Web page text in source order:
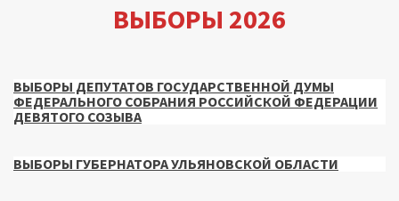
ВЫБОРЫ 2026
ВЫБОРЫ ДЕПУТАТОВ ГОСУДАРСТВЕННОЙ ДУМЫ
ФЕДЕРАЛЬНОГО СОБРАНИЯ РОССИЙСКОЙ ФЕДЕРАЦИИ
ДЕВЯТОГО СОЗЫВА
ВЫБОРЫ ГУБЕРНАТОРА УЛЬЯНОВСКОЙ ОБЛАСТИ